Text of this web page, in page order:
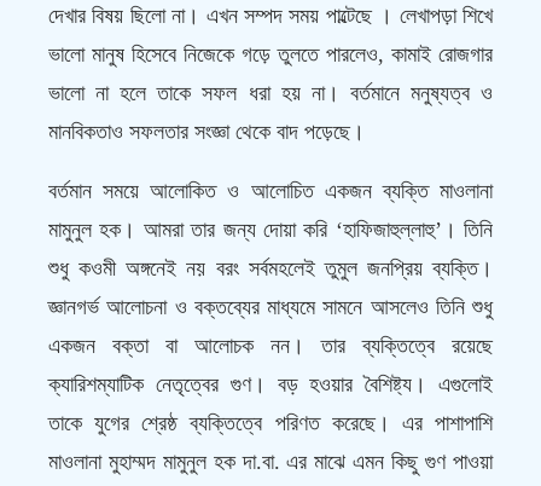
দেখার বিষয় ছিলো না। এখন সম্পদ সময় পাল্টেছে । লেখাপড়া শিখে
ভালো মানুষ হিসেবে নিজেকে গড়ে তুলতে পারলেও, কামাই রোজগার
ভালো না হলে তাকে সফল ধরা হয় না। বর্তমানে মনুষ্যত্ব ও
মানবিকতাও সফলতার সংজ্ঞা থেকে বাদ পড়েছে।
বর্তমান সময়ে আলোকিত ও আলোচিত একজন ব্যক্তি মাওলানা
মামুনুল হক। আমরা তার জন্য দোয়া করি ‘হাফিজাহুল্লাহু’। তিনি
শুধু কওমী অঙ্গনেই নয় বরং সর্বমহলেই তুমুল জনপ্রিয় ব্যক্তি।
জ্ঞানগর্ভ আলোচনা ও বক্তব্যের মাধ্যমে সামনে আসলেও তিনি শুধু
একজন বক্তা বা আলোচক নন। তার ব্যক্তিত্বে রয়েছে
ক্যারিশম্যাটিক নেতৃত্বের গুণ। বড় হওয়ার বৈশিষ্ট্য। এগুলোই
তাকে যুগের শ্রেষ্ঠ ব্যক্তিত্বে পরিণত করেছে। এর পাশাপাশি
মাওলানা মুহাম্মদ মামুনুল হক দা.বা. এর মাঝে এমন কিছু গুণ পাওয়া